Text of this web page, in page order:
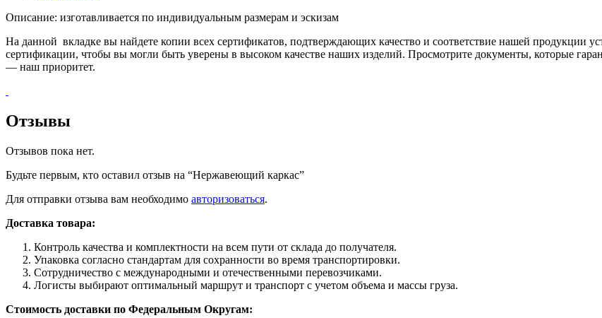
Описание: изготавливается по индивидуальным размерам и эскизам
На данной вкладке вы найдете копии всех сертификатов, подтверждающих качество и соответствие нашей
сертификации, чтобы вы могли быть уверены в высоком качестве наших изделий. Просмотрите документы, которые
— наш приоритет.
Отзывы
Отзывов пока нет.
Будьте первым, кто оставил отзыв на “Нержавеющий каркас”
Для отправки отзыва вам необходимо авторизоваться.
Доставка товара:
Контроль качества и комплектности на всем пути от склада до получателя.
Упаковка согласно стандартам для сохранности во время транспортировки.
Сотрудничество с международными и отечественными перевозчиками.
Логисты выбирают оптимальный маршрут и транспорт с учетом объема и массы груза.
Стоимость доставки по Федеральным Округам: